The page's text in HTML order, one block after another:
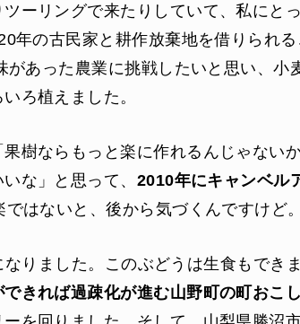
ーリングで来たりしていて、私にと
年の古民家と耕作放棄地を借りられる
あった農業に挑戦したいと思い、小
ろ植えました。
樹ならもっと楽に作れるんじゃないか
な」と思って、 2010年にキャンベル
ではないと、後から気づくんですけど。
りました。このぶどうは生食もでき
きれば過疎化が進む山野町の町おこ